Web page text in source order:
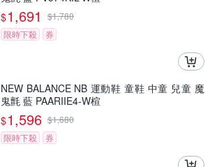
$1,691 $1,780
限時下殺
券
NEW BALANCE NB 運動鞋 童鞋 中童 兒童 魔
鬼氈 藍 PAARIIE4-W楦
$1,596 $1,680
限時下殺
券